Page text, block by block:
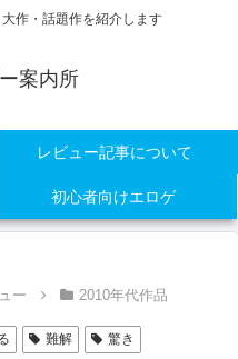
作・話題作を紹介します
案内所
レビュー記事について
初心者向けエロゲ
ー 2010年代作品
難解 驚き